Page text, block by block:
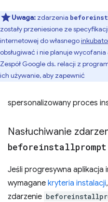
Uwaga: zdarzenia
zostały przeniesione ze
internetowej do własnego
obsługiwać i nie planuje
Zespół Google ds. relacji z
ich używanie, aby zapewnić
spersonalizowany proces
Nasłuchiwanie
beforeinstallprompt
Jeśli progresywna aplikacja
wymagane kryteria instalacji
zdarzenie